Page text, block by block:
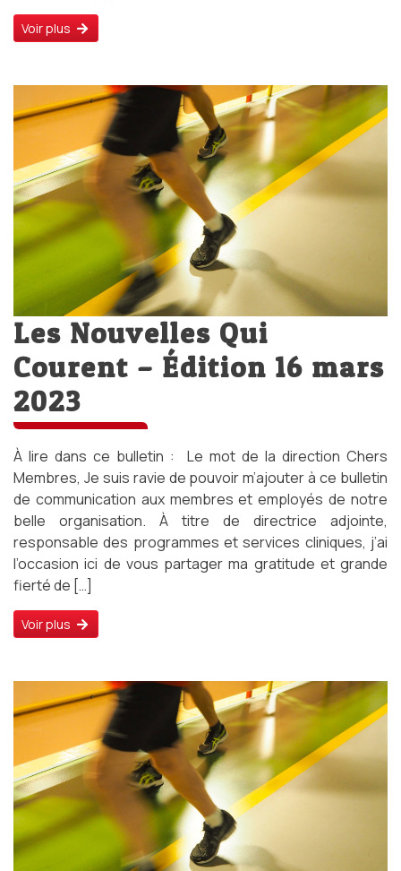
Voir plus
Les Nouvelles Qui
Courent – Édition 16 mars
2023
À lire dans ce bulletin : Le mot de la direction Chers
Membres, Je suis ravie de pouvoir m’ajouter à ce bulletin
de communication aux membres et employés de notre
belle organisation. À titre de directrice adjointe,
responsable des programmes et services cliniques, j’ai
l’occasion ici de vous partager ma gratitude et grande
fierté de […]
Voir plus